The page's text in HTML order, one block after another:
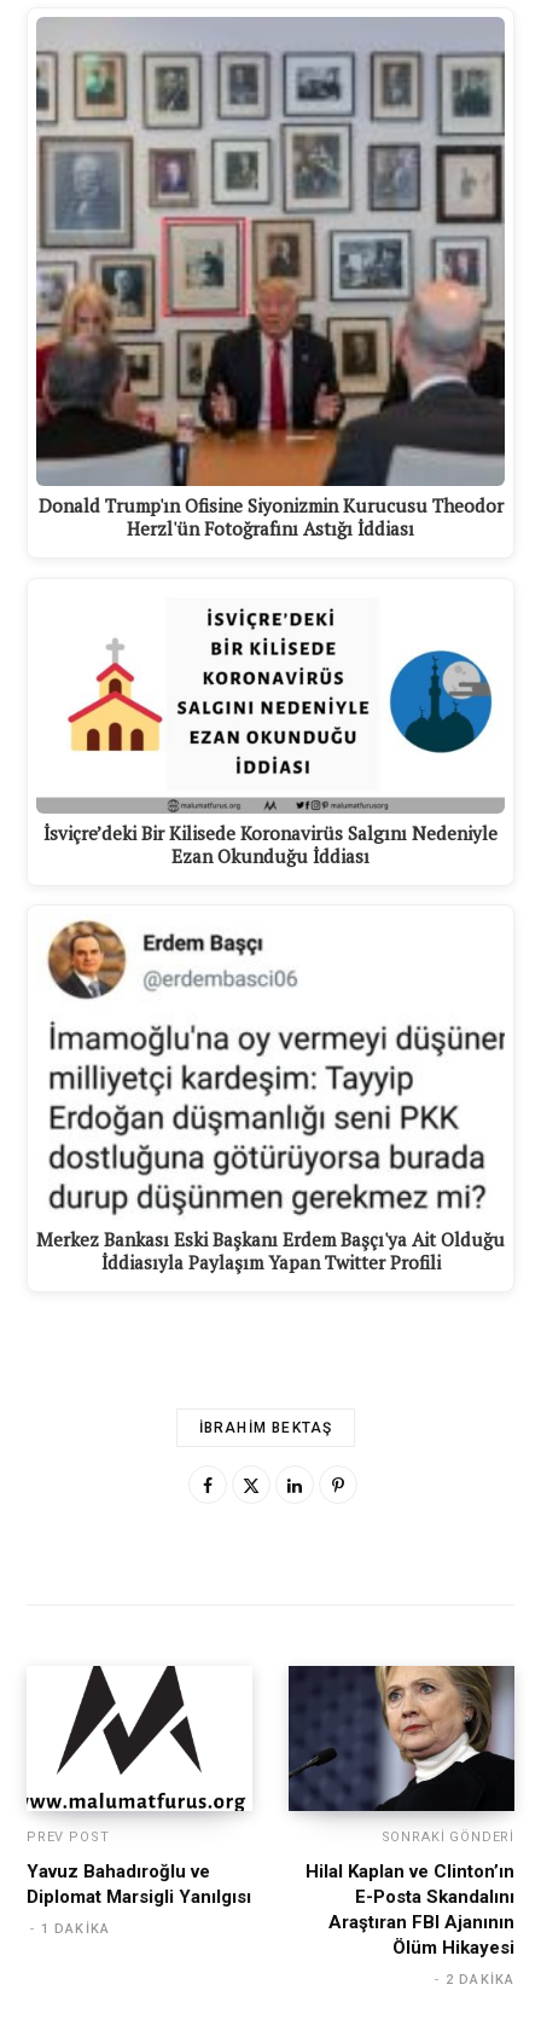
Donald Trump'ın Ofisine Siyonizmin Kurucusu Theodor
Herzl'ün Fotoğrafını Astığı İddiası
İsviçre’deki Bir Kilisede Koronavirüs Salgını Nedeniyle
Ezan Okunduğu İddiası
Merkez Bankası Eski Başkanı Erdem Başçı'ya Ait Olduğu
İddiasıyla Paylaşım Yapan Twitter Profili
İBRAHIM BEKTAŞ
PREV POST
Yavuz Bahadıroğlu ve
Diplomat Marsigli Yanılgısı
1 DAKIKA
SONRAKI GÖNDERI
Hilal Kaplan ve Clinton’ın
E-Posta Skandalını
Araştıran FBI Ajanının
Ölüm Hikayesi
2 DAKIKA